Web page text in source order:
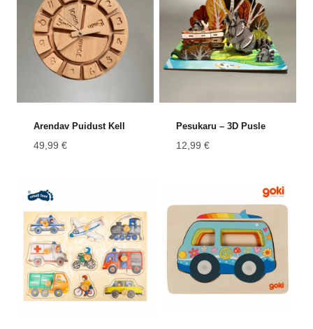
Arendav Puidust Kell
49,99 €
Pesukaru – 3D Pusle
12,99 €